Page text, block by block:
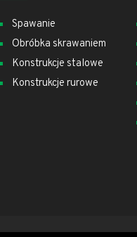
Spawanie
Obróbka skrawaniem
Konstrukcje stalowe
Konstrukcje rurowe